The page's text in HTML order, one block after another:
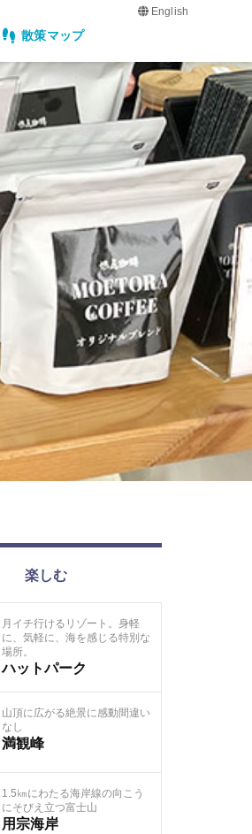
English
散策マップ
楽しむ
月イチ行けるリゾート。身軽
に、気軽に、海を感じる特別な
場所。
ハットパーク
山頂に広がる絶景に感動間違い
なし
満観峰
1.5㎞にわたる海岸線の向こう
にそびえ立つ富士山
用宗海岸